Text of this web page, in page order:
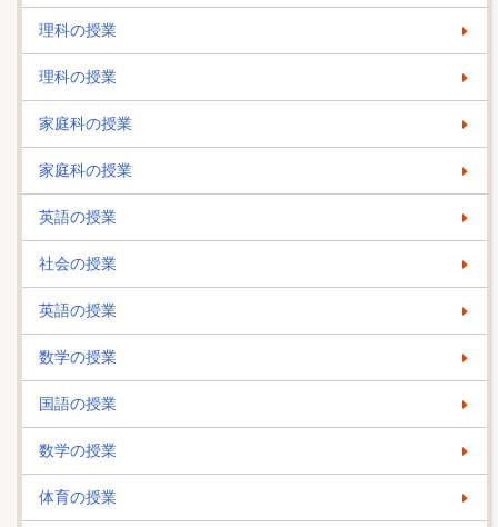
理科の授業
理科の授業
家庭科の授業
家庭科の授業
英語の授業
社会の授業
英語の授業
数学の授業
国語の授業
数学の授業
体育の授業